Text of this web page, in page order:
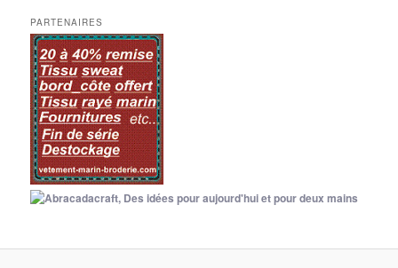
PARTENAIRES